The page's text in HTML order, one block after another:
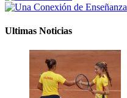
Ultimas Noticias